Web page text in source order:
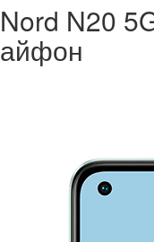
Nord N20
айфон